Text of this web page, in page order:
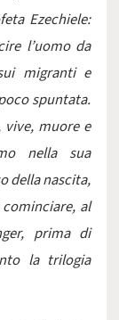
Ezechiele:
l’uomo da
migranti e
spuntata.
vive, muore e
nella sua
della nascita,
al
prima di
la trilogia